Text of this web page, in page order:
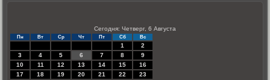
Сегодня: Четверг, 6 Августа
Пн Вт Ср Чт Пт Сб Вс
1
2
3
4 5 6 7 8
9
10
11 12 13 14 15
16
17
18 19 20 21 22
23